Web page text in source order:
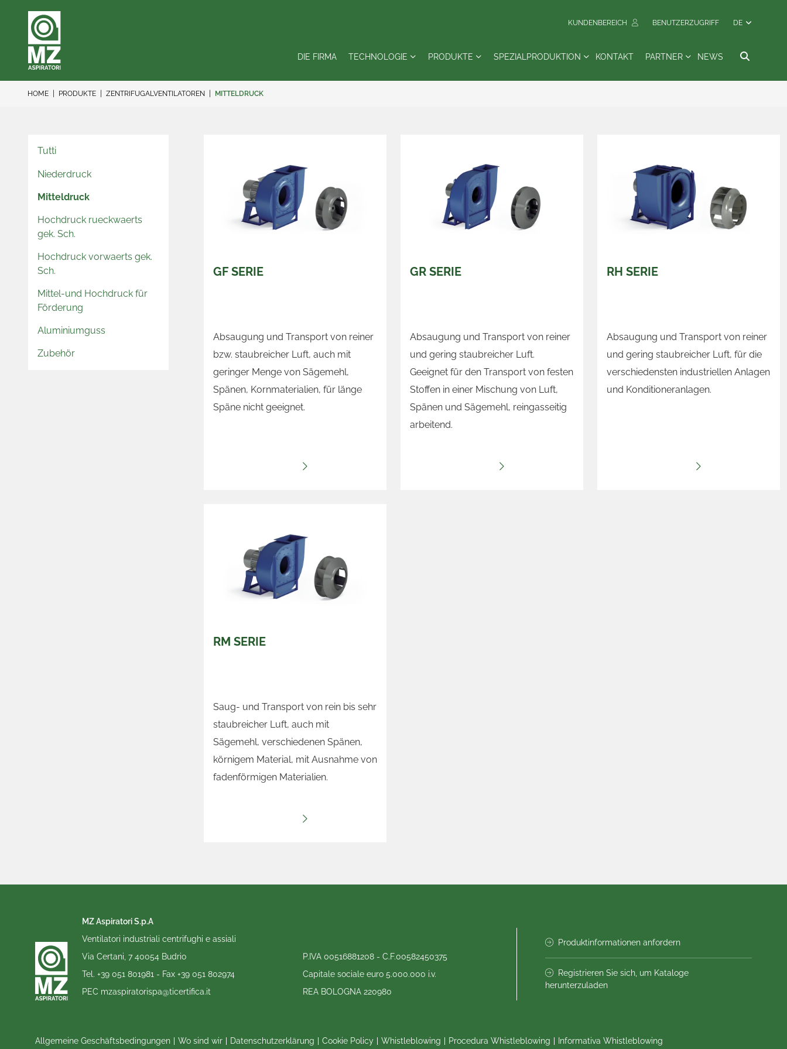
KUNDENBEREICH BENUTZERZUGRIFF DE
DIE FIRMA TECHNOLOGIE PRODUKTE SPEZIALPRODUKTION KONTAKT PARTNER NEWS
HOME PRODUKTE ZENTRIFUGALVENTILATOREN MITTELDRUCK
Tutti
Niederdruck
Mitteldruck
Hochdruck rueckwaerts
gek. Sch.
Hochdruck vorwaerts gek.
Sch.
Mittel-und Hochdruck für
Förderung
Aluminiumguss
Zubehör
GF SERIE
Absaugung und Transport von reiner
bzw. staubreicher Luft, auch mit
geringer Menge von Sägemehl,
Spänen, Kornmaterialien, für länge
Späne nicht geeignet.
GR SERIE
Absaugung und Transport von reiner
und gering staubreicher Luft.
Geeignet für den Transport von festen
Stoffen in einer Mischung von Luft,
Spänen und Sägemehl, reingasseitig
arbeitend.
RH SERIE
Absaugung und Transport von reiner
und gering staubreicher Luft, für die
verschiedensten industriellen Anlagen
und Konditioneranlagen.
RM SERIE
Saug- und Transport von rein bis sehr
staubreicher Luft, auch mit
Sägemehl, verschiedenen Spänen,
körnigem Material, mit Ausnahme von
fadenförmigen Materialien.
MZ Aspiratori S.p.A
Ventilatori industriali centrifughi e assiali
Via Certani, 7 40054 Budrio
Tel.+39 051 801981 - Fax+39 051 802974
PEC mzaspiratorispa@ticertifica.it
P.IVA 00516881208 - C.F.00582450375
Capitale sociale euro 5.000.000 i.v.
REA BOLOGNA 220980
Produktinformationen anfordern
Registrieren Sie sich, um Kataloge
herunterzuladen
Allgemeine Geschäftsbedingungen Wo sind wir Datenschutzerklärung Cookie Policy Whistleblowing Procedura Whistleblowing Informativa Whistleblowing